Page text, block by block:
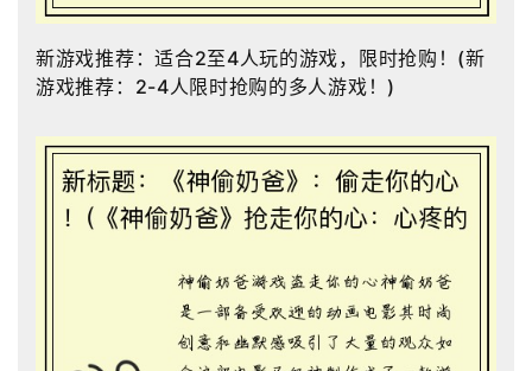
新游戏推荐：适合2至4人玩的游戏，限时抢购！(新
游戏推荐：2-4人限时抢购的多人游戏！)